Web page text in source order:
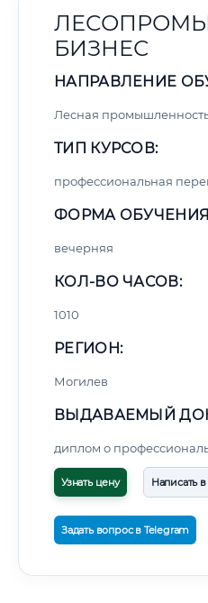
БИЗНЕС
НАПРАВЛЕНИЕ
Лесная
ТИП КУРСОВ:
профессиональная
ФОРМА
вечерняя
КОЛ-ВО ЧАСОВ:
1010
РЕГИОН:
Могилев
ВЫДАВАЕМЫЙ
диплом о
Узнать цену Написать
Задать вопрос в Telegram